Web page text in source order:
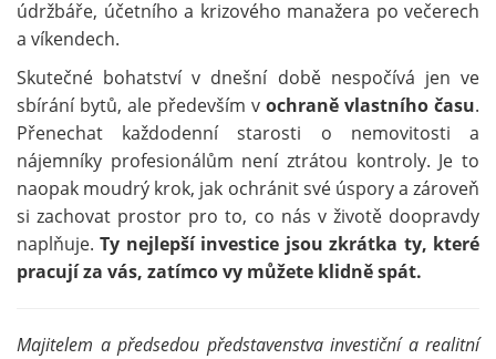
údržbáře, účetního a krizového manažera po večerech
a víkendech.
Skutečné bohatství v dnešní době nespočívá jen ve
sbírání bytů, ale především v ochraně vlastního času.
Přenechat každodenní starosti o nemovitosti a
nájemníky profesionálům není ztrátou kontroly. Je to
naopak moudrý krok, jak ochránit své úspory a zároveň
si zachovat prostor pro to, co nás v životě doopravdy
naplňuje.Ty nejlepší investice jsou zkrátka ty, které
pracují za vás, zatímco vy můžete klidně spát.
Majitelem a předsedou představenstva investiční a realitní